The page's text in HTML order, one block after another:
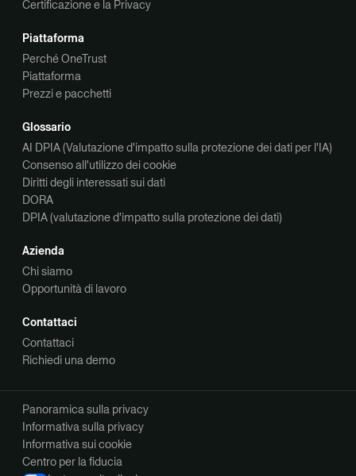
Certificazione e la Privacy
Piattaforma
Perché OneTrust
Piattaforma
Prezzi e pacchetti
Glossario
AI DPIA (Valutazione d'impatto sulla protezione dei dati per l'IA)
Consenso all'utilizzo dei cookie
Diritti degli interessati sui dati
DORA
DPIA (valutazione d'impatto sulla protezione dei dati)
Azienda
Chi siamo
Opportunità di lavoro
Contattaci
Contattaci
Richiedi una demo
Panoramica sulla privacy
Informativa sulla privacy
Informativa sui cookie
Centro per la fiducia